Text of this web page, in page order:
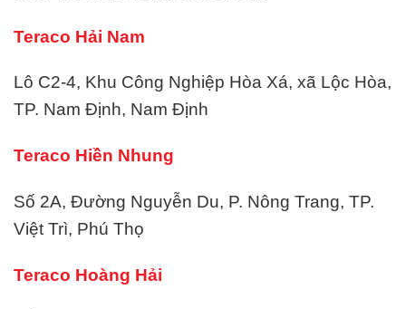
Teraco Hải Nam
Lô C2-4, Khu Công Nghiệp Hòa Xá, xã Lộc Hòa,
TP. Nam Định, Nam Định
Teraco Hiền Nhung
Số 2A, Đường Nguyễn Du, P. Nông Trang, TP.
Việt Trì, Phú Thọ
Teraco Hoàng Hải